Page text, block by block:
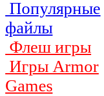
Популярные
файлы
Флеш игры
Игры Armor
Games